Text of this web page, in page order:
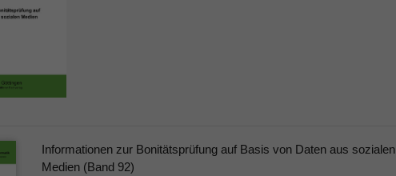
Informationen zur Bonitätsprüfung auf Basis von Daten aus sozialen
Medien (Band 92)